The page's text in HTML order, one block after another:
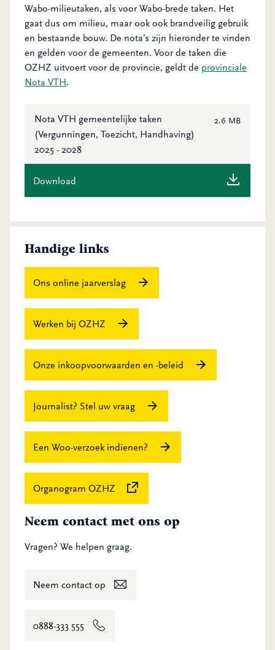
Wabo-milieutaken, als voor Wabo-brede taken. Het
gaat dus om milieu, maar ook ook brandveilig gebruik
en bestaande bouw. De nota’s zijn hieronder te vinden
en gelden voor de gemeenten. Voor de taken die
OZHZ uitvoert voor de provincie, geldt de provinciale
Nota VTH.
Nota VTH gemeentelijke taken
(Vergunningen, Toezicht, Handhaving)
2025 - 2028
2.6 MB
Download
Handige links
Ons online jaarverslag
Werken bij OZHZ
Onze inkoopvoorwaarden en -beleid
Journalist? Stel uw vraag
Een Woo-verzoek indienen?
Organogram OZHZ Deze link verwijst naar een externe
Neem contact met ons op
Vragen? We helpen graag.
Neem contact op
0888-333 555